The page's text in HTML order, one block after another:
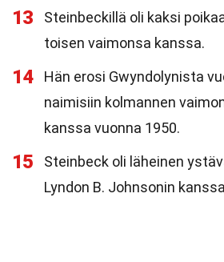
13
Steinbeckillä oli kaksi
toisen vaimonsa kanssa.
14
Hän erosi Gwyndolynista
naimisiin kolmannen
kanssa vuonna 1950.
15
Steinbeck oli läheinen
Lyndon B. Johnsonin